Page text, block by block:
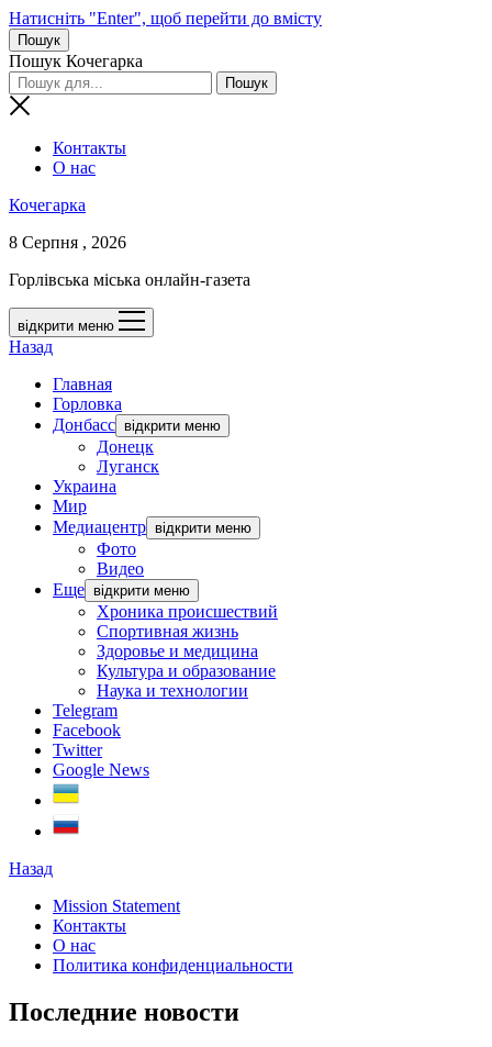
Натисніть "Enter", щоб перейти до вмісту
Пошук
Пошук Кочегарка
Контакты
О нас
Кочегарка
8 Серпня , 2026
Горлівська міська онлайн-газета
відкрити меню
Назад
Главная
Горловка
Донбасс відкрити меню
Донецк
Луганск
Украина
Мир
Медиацентр відкрити меню
Фото
Видео
Еще відкрити меню
Хроника происшествий
Спортивная жизнь
Здоровье и медицина
Культура и образование
Наука и технологии
Telegram
Facebook
Twitter
Google News
Назад
Mission Statement
Контакты
О нас
Политика конфиденциальности
Последние новости